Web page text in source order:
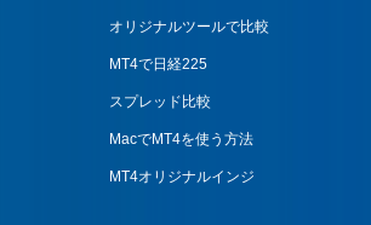
オリジナルツールで比較
MT4で日経225
スプレッド比較
MacでMT4を使う方法
MT4オリジナルインジ